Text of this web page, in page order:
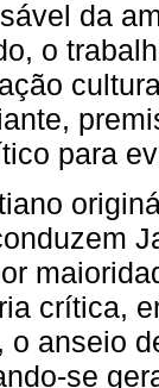
da
o
para
crítica,
anseio
se